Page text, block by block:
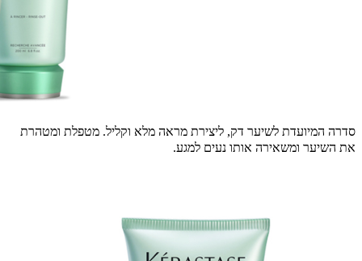
סדרה המיועדת לשיער דק, ליצירת מראה מלא וקליל. מטפלת ומטהרת
את השיער ומשאירה אותו נעים למגע.